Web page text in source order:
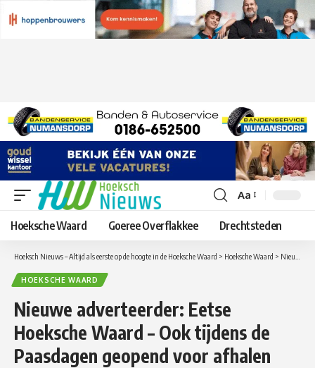
Lettergrootte
aanpassen
Aa
Hoeksche Waard Goeree Overflakkee Drechtsteden
Hoeksch Nieuws – Altijd als eerste op de hoogte in de Hoeksche Waard > Hoeksche Waard > Nieuwe adverteerder: Eetse Hoeksche Waard – Ook tijdens de Paasdagen geopend voor afhalen
HOEKSCHE WAARD
Nieuwe adverteerder: Eetse
Hoeksche Waard – Ook tijdens de
Paasdagen geopend voor afhalen